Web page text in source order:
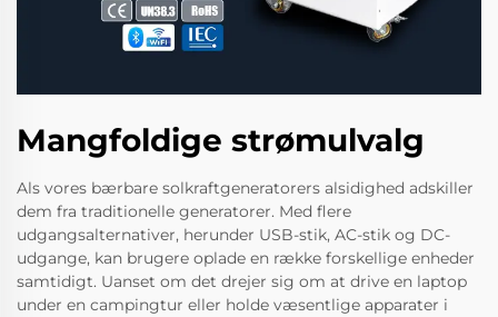
Mangfoldige strømulvalg
Als vores bærbare solkraftgeneratorers alsidighed adskiller
dem fra traditionelle generatorer. Med flere
udgangsalternativer, herunder USB-stik, AC-stik og DC-
udgange, kan brugere oplade en række forskellige enheder
samtidigt. Uanset om det drejer sig om at drive en laptop
under en campingtur eller holde væsentlige apparater i